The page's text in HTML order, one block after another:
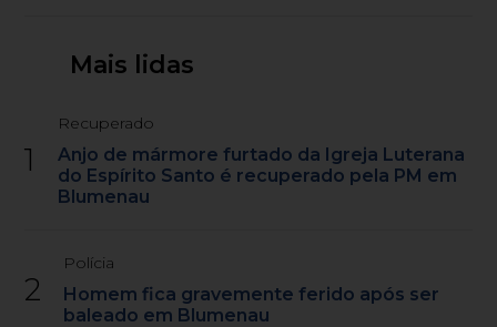
Mais lidas
1
Recuperado
Anjo de mármore furtado da Igreja Luterana
do Espírito Santo é recuperado pela PM em
Blumenau
2
Polícia
Homem fica gravemente ferido após ser
baleado em Blumenau